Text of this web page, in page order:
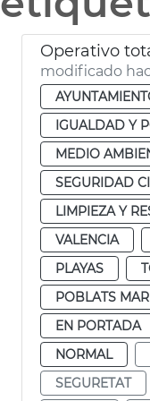
modificado
IGUALDAD Y
MEDIO
SEGURIDAD
LIMPIEZA Y
VALENCIA
PLAYAS
POBLATS
EN PORTADA
NORMAL
SEGURETAT